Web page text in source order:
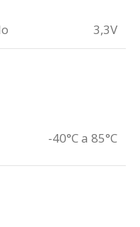
3,3V
-40°C a 85°C